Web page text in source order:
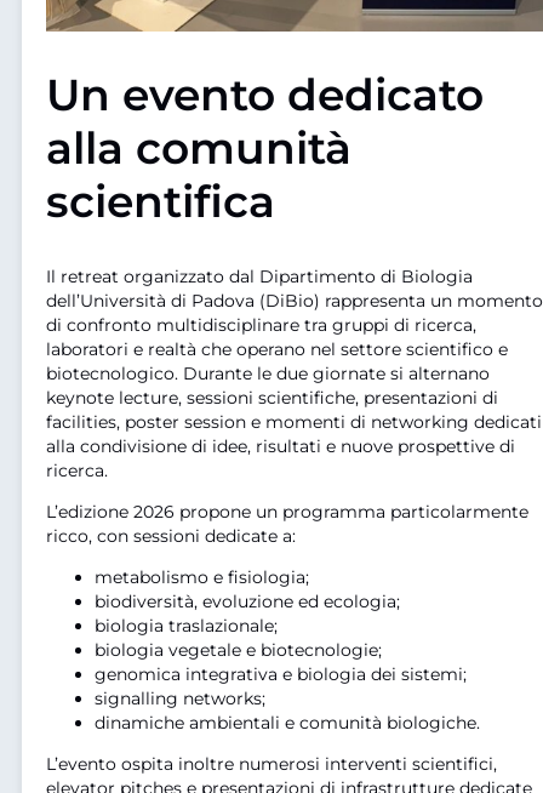
Un evento dedicato
alla comunità
scientifica
Il retreat organizzato dal Dipartimento di Biologia
dell’Università di Padova (DiBio) rappresenta un momento
di confronto multidisciplinare tra gruppi di ricerca,
laboratori e realtà che operano nel settore scientifico e
biotecnologico. Durante le due giornate si alternano
keynote lecture, sessioni scientifiche, presentazioni di
facilities, poster session e momenti di networking dedicati
alla condivisione di idee, risultati e nuove prospettive di
ricerca.
L’edizione 2026 propone un programma particolarmente
ricco, con sessioni dedicate a:
metabolismo e fisiologia;
biodiversità, evoluzione ed ecologia;
biologia traslazionale;
biologia vegetale e biotecnologie;
genomica integrativa e biologia dei sistemi;
signalling networks;
dinamiche ambientali e comunità biologiche.
L’evento ospita inoltre numerosi interventi scientifici,
elevator pitches e presentazioni di infrastrutture dedicate